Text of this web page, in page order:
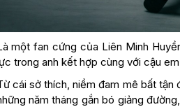
một fan cứng của Liên Minh
trong anh kết hợp cùng với cậu
cái sở thích, niềm đam mê bất tận
năm tháng gắn bó giảng